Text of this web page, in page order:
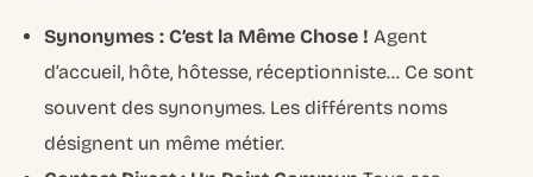
Synonymes : C’est la Même Chose ! Agent
d’accueil, hôte, hôtesse, réceptionniste… Ce sont
souvent des synonymes. Les différents noms
désignent un même métier.